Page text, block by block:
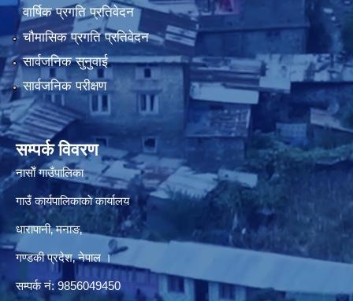
वार्षिक प्रगति प्रतिवेदन
चौमासिक प्रगति प्रतिवेदन
सार्वजनिक सुनुवाई
सार्वजनिक परीक्षण
सम्पर्क विवरण
नासाेँ गाउँपालिका
गाउँ कार्यपालिकाकाे कार्यालय
धारापानी‚ मनाङ‚
गण्डकी प्रदेश‚ नेपाल ।
सम्पर्क न‌ं‍: 9856049450